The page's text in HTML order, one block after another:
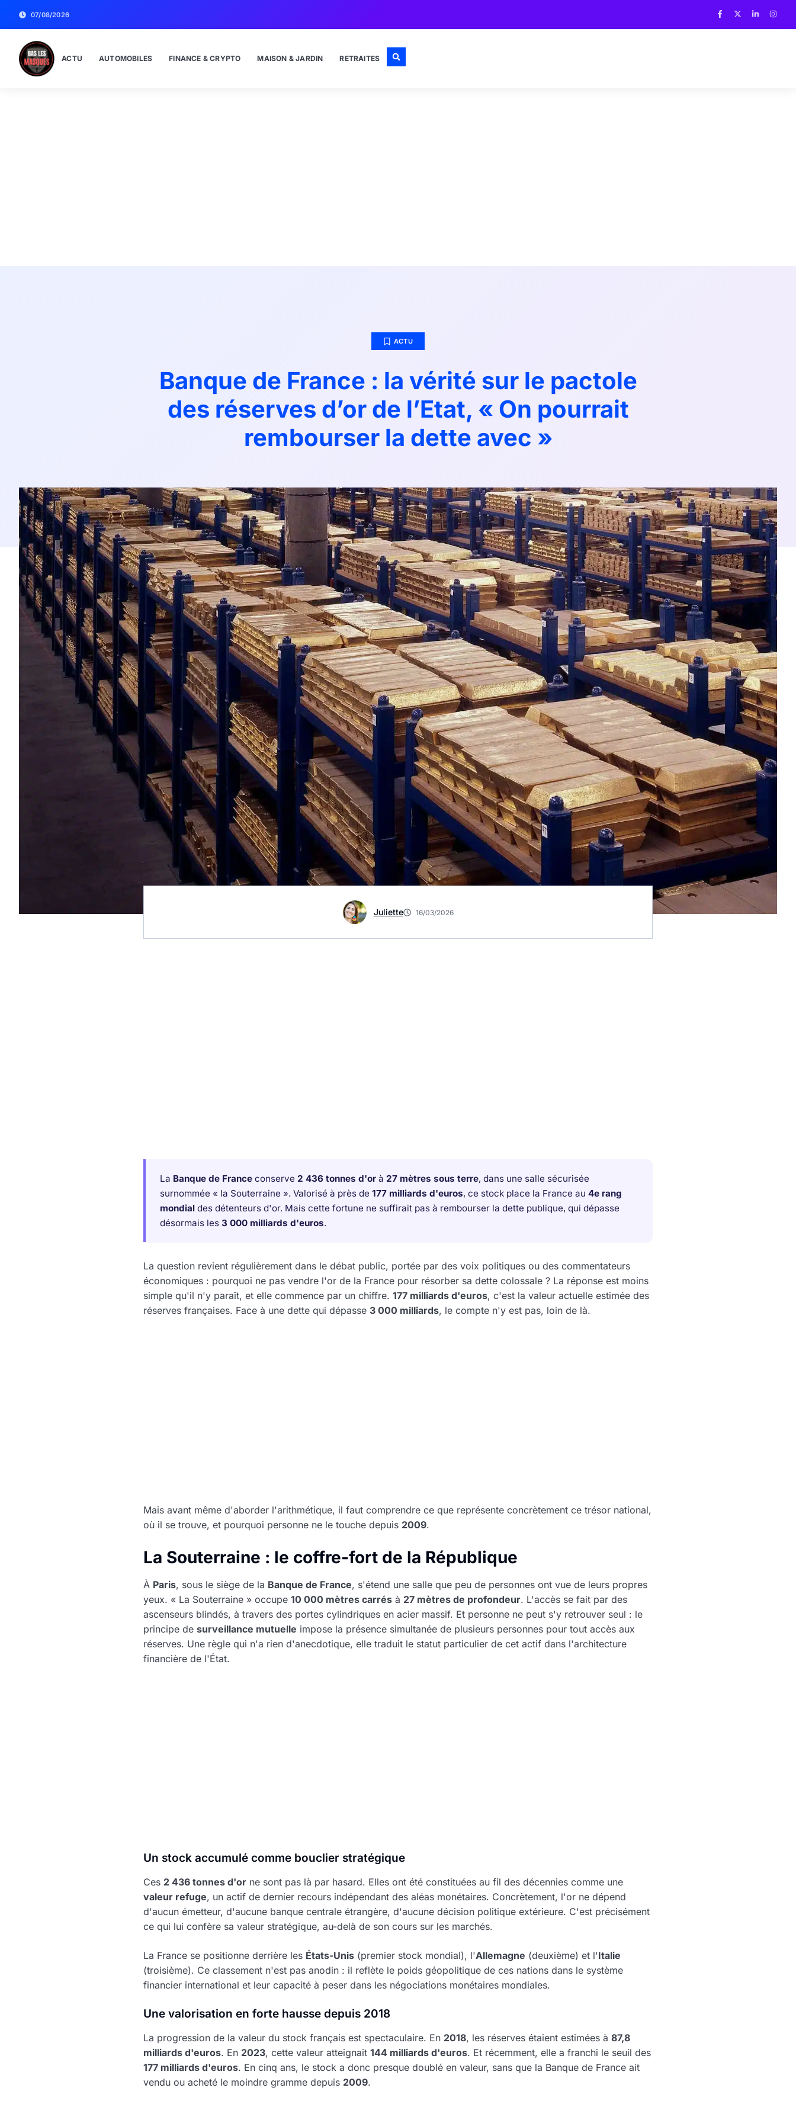
07/08/2026
ACTU AUTOMOBILES FINANCE & CRYPTO MAISON & JARDIN RETRAITES
ACTU
Banque de France : la vérité sur le pactole
des réserves d’or de l’Etat, « On pourrait
rembourser la dette avec »
Juliette 16/03/2026
La Banque de France conserve 2 436 tonnes d'or à 27 mètres sous terre, dans une salle sécurisée
surnommée « la Souterraine ». Valorisé à près de 177 milliards d'euros, ce stock place la France au 4e rang
mondial des détenteurs d'or. Mais cette fortune ne suffirait pas à rembourser la dette publique, qui dépasse
désormais les 3 000 milliards d'euros.
La question revient régulièrement dans le débat public, portée par des voix politiques ou des commentateurs
économiques : pourquoi ne pas vendre l'or de la France pour résorber sa dette colossale ? La réponse est moins
simple qu'il n'y paraît, et elle commence par un chiffre. 177 milliards d'euros, c'est la valeur actuelle estimée des
réserves françaises. Face à une dette qui dépasse 3 000 milliards, le compte n'y est pas, loin de là.
Mais avant même d'aborder l'arithmétique, il faut comprendre ce que représente concrètement ce trésor national,
où il se trouve, et pourquoi personne ne le touche depuis 2009.
La Souterraine : le coffre-fort de la République
À Paris, sous le siège de la Banque de France, s'étend une salle que peu de personnes ont vue de leurs propres
yeux. « La Souterraine » occupe 10 000 mètres carrés à 27 mètres de profondeur. L'accès se fait par des
ascenseurs blindés, à travers des portes cylindriques en acier massif. Et personne ne peut s'y retrouver seul : le
principe de surveillance mutuelle impose la présence simultanée de plusieurs personnes pour tout accès aux
réserves. Une règle qui n'a rien d'anecdotique, elle traduit le statut particulier de cet actif dans l'architecture
financière de l'État.
Un stock accumulé comme bouclier stratégique
Ces 2 436 tonnes d'or ne sont pas là par hasard. Elles ont été constituées au fil des décennies comme une
valeur refuge, un actif de dernier recours indépendant des aléas monétaires. Concrètement, l'or ne dépend
d'aucun émetteur, d'aucune banque centrale étrangère, d'aucune décision politique extérieure. C'est précisément
ce qui lui confère sa valeur stratégique, au-delà de son cours sur les marchés.
La France se positionne derrière les États-Unis (premier stock mondial), l'Allemagne (deuxième) et l'Italie
(troisième). Ce classement n'est pas anodin : il reflète le poids géopolitique de ces nations dans le système
financier international et leur capacité à peser dans les négociations monétaires mondiales.
Une valorisation en forte hausse depuis 2018
La progression de la valeur du stock français est spectaculaire. En 2018, les réserves étaient estimées à 87,8
milliards d'euros. En 2023, cette valeur atteignait 144 milliards d'euros. Et récemment, elle a franchi le seuil des
177 milliards d'euros. En cinq ans, le stock a donc presque doublé en valeur, sans que la Banque de France ait
vendu ou acheté le moindre gramme depuis 2009.